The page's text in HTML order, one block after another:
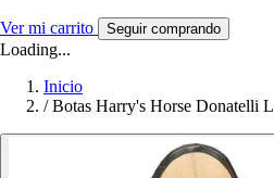
Ver mi carrito Seguir comprando
Loading...
Inicio
/ Botas Harry's Horse Donatelli L